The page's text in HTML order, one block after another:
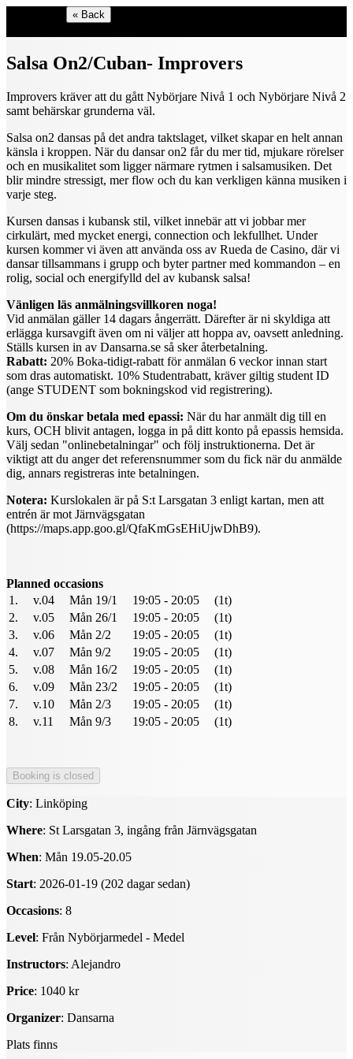
« Back
Salsa On2/Cuban- Improvers
Improvers kräver att du gått Nybörjare Nivå 1 och Nybörjare Nivå 2
samt behärskar grunderna väl.
Salsa on2 dansas på det andra taktslaget, vilket skapar en helt annan
känsla i kroppen. När du dansar on2 får du mer tid, mjukare rörelser
och en musikalitet som ligger närmare rytmen i salsamusiken. Det
blir mindre stressigt, mer flow och du kan verkligen känna musiken i
varje steg.
Kursen dansas i kubansk stil, vilket innebär att vi jobbar mer
cirkulärt, med mycket energi, connection och lekfullhet. Under
kursen kommer vi även att använda oss av Rueda de Casino, där vi
dansar tillsammans i grupp och byter partner med kommandon – en
rolig, social och energifylld del av kubansk salsa!
Vänligen läs anmälningsvillkoren noga!
Vid anmälan gäller 14 dagars ångerrätt. Därefter är ni skyldiga att
erlägga kursavgift även om ni väljer att hoppa av, oavsett anledning.
Ställs kursen in av Dansarna.se så sker återbetalning.
Rabatt: 20% Boka-tidigt-rabatt för anmälan 6 veckor innan start
som dras automatiskt. 10% Studentrabatt, kräver giltig student ID
(ange STUDENT som bokningskod vid registrering).
Om du önskar betala med epassi: När du har anmält dig till en
kurs, OCH blivit antagen, logga in på ditt konto på epassis hemsida.
Välj sedan "onlinebetalningar" och följ instruktionerna. Det är
viktigt att du anger det referensnummer som du fick när du anmälde
dig, annars registreras inte betalningen.
Notera: Kurslokalen är på S:t Larsgatan 3 enligt kartan, men att
entrén är mot Järnvägsgatan
(https://maps.app.goo.gl/QfaKmGsEHiUjwDhB9).
Planned occasions
1.
v.04 Mån 19/1 19:05 - 20:05
(1t)
2.
v.05 Mån 26/1 19:05 - 20:05
(1t)
3.
v.06 Mån 2/2 19:05 - 20:05
(1t)
4.
v.07 Mån 9/2 19:05 - 20:05
(1t)
5.
v.08 Mån 16/2 19:05 - 20:05
(1t)
6.
v.09 Mån 23/2 19:05 - 20:05
(1t)
7.
v.10 Mån 2/3 19:05 - 20:05
(1t)
8.
v.11 Mån 9/3 19:05 - 20:05 (1t)
City: Linköping
Where: St Larsgatan 3, ingång från Järnvägsgatan
When: Mån 19.05-20.05
Start: 2026-01-19 (202 dagar sedan)
Occasions: 8
Level: Från Nybörjarmedel - Medel
Instructors: Alejandro
Price: 1040 kr
Organizer: Dansarna
Plats finns